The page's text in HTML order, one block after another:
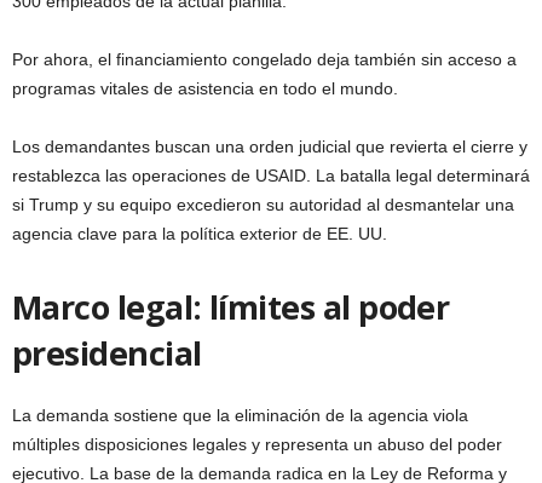
Por ahora, el financiamiento congelado deja también sin acceso a
programas vitales de asistencia en todo el mundo.
Los demandantes buscan una orden judicial que revierta el cierre y
restablezca las operaciones de USAID. La batalla legal determinará
si Trump y su equipo excedieron su autoridad al desmantelar una
agencia clave para la política exterior de EE. UU.
Marco legal: límites al poder
presidencial
La demanda sostiene que la eliminación de la agencia viola
múltiples disposiciones legales y representa un abuso del poder
ejecutivo. La base de la demanda radica en la Ley de Reforma y